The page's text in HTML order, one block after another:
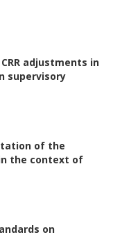
adjustments in
supervisory
of the
the context of
on